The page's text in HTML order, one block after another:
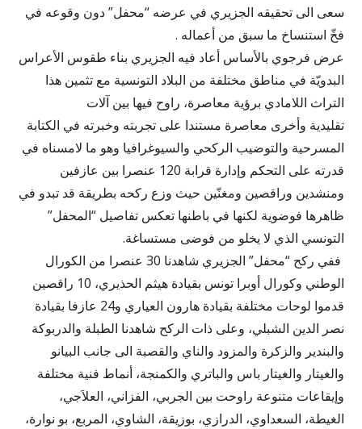
سعى الى تحقيقه الجزيري في عرضه “محفل” دون وقوعه في
فخّ استنساخ ما سبق من أعماله .
عرض فرجوي بالأساس أعاد فيه الجزيري بناء طقوس الأعراس
البدويّة في مناطق مختلفة من البلاد التونسية مع تثمين هذا
التراث اللامادي برؤية معاصرة، راوح فيها بين آلات
تقليدية وأخرى معاصرة مستندا على تجربته وخبرته في الكتابة
المسرحية والتوضيب الركحي والسيوغرافيا وهو ما لامسناه في
قدرته على التحكم وإدارة قرابة 120 عنصرا بين عازفين
ومنشدين وراقصين ومغنّين حيث وزع ركحه بطريقة قد تبدو في
ظاهرها فوضوية لكنها في باطنها تعكس تفاصيل “المحفل”
التونسي الذي لا يخلو من فوضى مستساغة.
ففي ركح “محفل” الجزيري شاهدنا 30 عنصرا من الكورال
الوطني وكورال أوبرا تونس بقيادة هيثم الحذيري، 10 راقصين
قدموا لوحات مختلفة بقيادة هارون العياري و24 عازفا بقيادة
نصر الدين الشبلي، وعلى ذات الركح شاهدنا الطبلة والدربوكة
والبندير والزكرة والمزود والناي والقصبة الى جانب البيانو
والغيتار والغيتار باس والباتري والكمنجة، أنماط فنية مختلفة
وإيقاعات متنوعة راوحت بين الجربي، الفزاني، العلاَجي،
الغيطة، السعداوي، الدرازي، بوزيقة، الشاوي، المربع، بو نوارة،